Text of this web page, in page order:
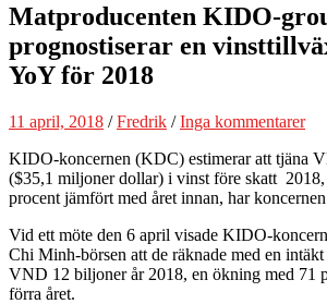
Matproducenten KIDO-
prognostiserar en
YoY för 2018
11 april, 2018 /Fredrik /Inga kommentarer
KIDO-koncernen (KDC) estimerar att tjäna
($35,1 miljoner dollar) i vinst före skatt
procent jämfört med året innan, har
Vid ett möte den 6 april visade KIDO-
Chi Minh-börsen att de räknade med en
VND 12 biljoner år 2018, en ökning med 71
förra året.